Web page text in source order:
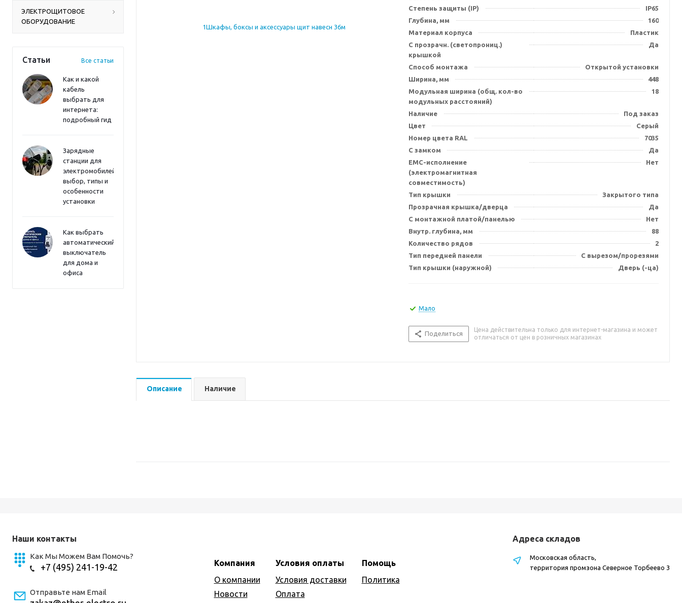
ЭЛЕКТРОЩИТОВОЕ
ОБОРУДОВАНИЕ
Статьи Все статьи
Как и какой
кабель
выбрать для
интернета:
подробный гид
Зарядные
станции для
электромобилей:
выбор, типы и
особенности
установки
Как выбрать
автоматический
выключатель
для дома и
офиса
Степень защиты (IP)
IP65
Глубина, мм
160
Материал корпуса
Пластик
С прозрачн. (светопрониц.)
крышкой
Да
Способ монтажа
Открытой установки
Ширина, мм
448
Модульная ширина (общ. кол-во
модульных расстояний)
18
Наличие
Под заказ
Цвет
Серый
Номер цвета RAL
7035
С замком
Да
EMC-исполнение
(электромагнитная
совместимость)
Нет
Тип крышки
Закрытого типа
Прозрачная крышка/дверца
Да
С монтажной платой/панелью
Нет
Внутр. глубина, мм
88
Количество рядов
2
Тип передней панели
С вырезом/прорезями
Тип крышки (наружной)
Дверь (-ца)
Мало
Поделиться
Цена действительна только для интернет-магазина и может
отличаться от цен в розничных магазинах
Описание Наличие
Наши контакты
Как Мы Можем Вам Помочь?
+7 (495) 241-19-42
Отправьте нам Email
Компания
О компании
Новости
Условия оплаты
Условия доставки
Оплата
Помощь
Политика
Адреса складов
Московская область,
территория промзона Северное Торбеево 3